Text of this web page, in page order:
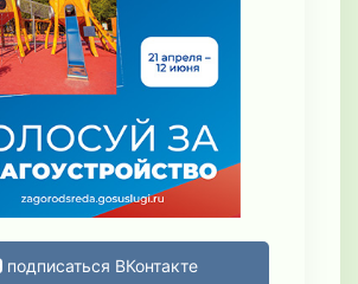
подписаться ВКонтакте